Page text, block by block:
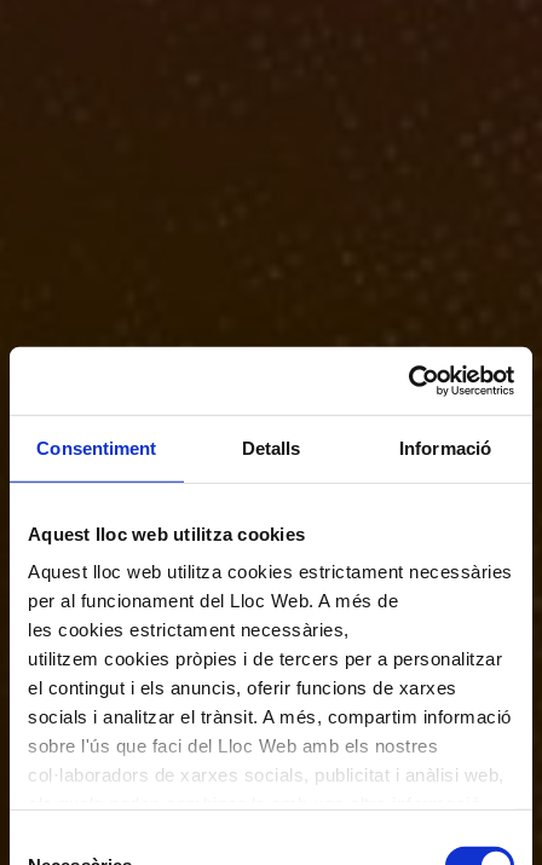
Consentiment Detalls Informació
Aquest lloc web utilitza cookies
Aquest lloc web utilitza cookies estrictament necessàries
per al funcionament del Lloc Web. A més de
les cookies estrictament necessàries,
utilitzem cookies pròpies i de tercers per a personalitzar
el contingut i els anuncis, oferir funcions de xarxes
socials i analitzar el trànsit. A més, compartim informació
sobre l'ús que faci del Lloc Web amb els nostres
col·laboradors de xarxes socials, publicitat i anàlisi web,